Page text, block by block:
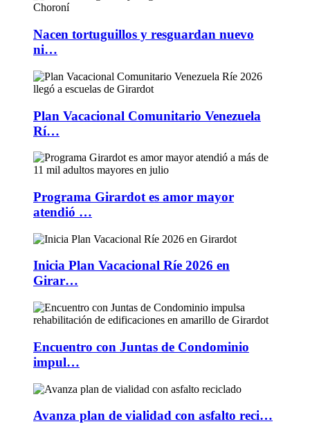
Nacen tortuguillos y resguardan nuevo
ni…
Plan Vacacional Comunitario Venezuela
Rí…
Programa Girardot es amor mayor
atendió …
Inicia Plan Vacacional Ríe 2026 en
Girar…
Encuentro con Juntas de Condominio
impul…
Avanza plan de vialidad con asfalto reci…